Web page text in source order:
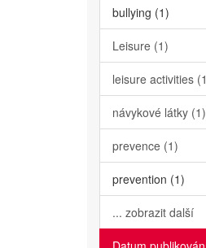
bullying (1)
Leisure (1)
leisure activities
návykové látky (1)
prevence (1)
prevention (1)
... zobrazit další